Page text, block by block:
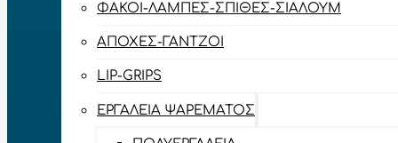
ΦΑΚΟΊ-ΛΆΜΠΕΣ-ΣΠΊΘΕΣ-ΣΊΑΛΟΥΜ
ΑΠΌΧΕΣ-ΓΆΝΤΖΟΙ
LIP-GRIPS
EΡΓΑΛΕΊΑ ΨΑΡΈΜΑΤΟΣ